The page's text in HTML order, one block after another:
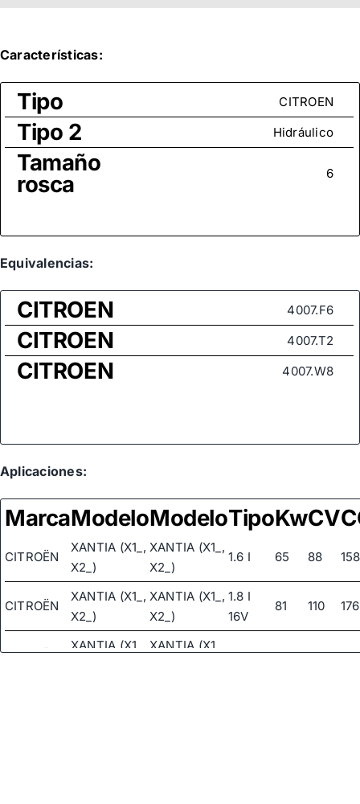
Características:
Tipo CITROEN
Tipo 2 Hidráulico
Tamaño
rosca 6
Equivalencias:
CITROEN 4007.F6
CITROEN 4007.T2
CITROEN 4007.W8
Aplicaciones:
MarcaModeloModeloTipoKwCV
CITROËN
XANTIA (X1_,
X2_)
XANTIA (X1_,
X2_)
1.6 I 65 88
CITROËN
XANTIA (X1_,
X2_)
XANTIA (X1_,
X2_)
1.8 I
16V
81 110
CITROËN
XANTIA (X1_,
XANTIA (X1_,
1.8 I 66 90